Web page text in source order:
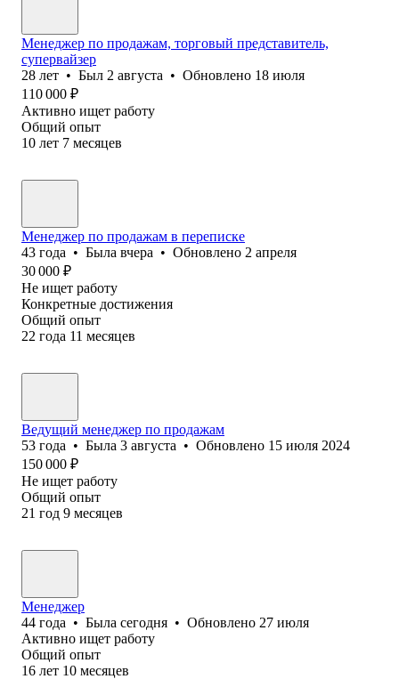
Менеджер по продажам, торговый представитель,
супервайзер
28 лет • Был 2 августа • Обновлено 18 июля
110 000 ₽
Активно ищет работу
Общий опыт
10 лет 7 месяцев
Менеджер по продажам в переписке
43 года • Была вчера • Обновлено 2 апреля
30 000 ₽
Не ищет работу
Конкретные достижения
Общий опыт
22 года 11 месяцев
Ведущий менеджер по продажам
53 года • Была 3 августа • Обновлено 15 июля 2024
150 000 ₽
Не ищет работу
Общий опыт
21 год 9 месяцев
Менеджер
44 года • Была сегодня • Обновлено 27 июля
Активно ищет работу
Общий опыт
16 лет 10 месяцев